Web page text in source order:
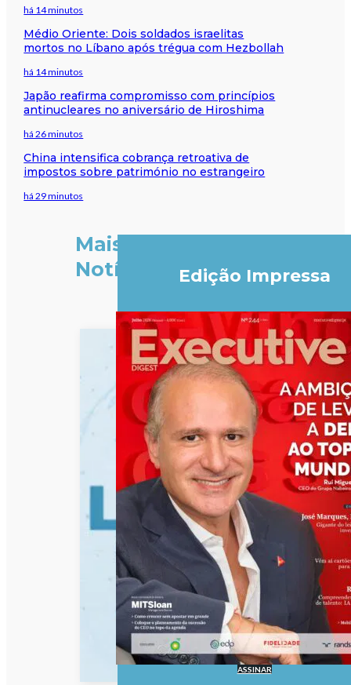
há 14 minutos
Médio Oriente: Dois soldados israelitas
mortos no Líbano após trégua com Hezbollah
há 14 minutos
Japão reafirma compromisso com princípios
antinucleares no aniversário de Hiroshima
há 26 minutos
China intensifica cobrança retroativa de
impostos sobre património no estrangeiro
há 29 minutos
Mais
Notícias
Edição Impressa
ASSINAR